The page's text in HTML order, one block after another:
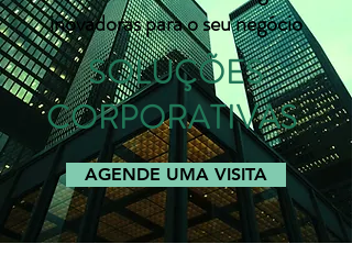
inovadoras para o seu negócio
SOLUÇÕES
CORPORATIVAS
AGENDE UMA VISITA